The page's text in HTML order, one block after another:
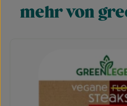
Produktgalerie überspringen
mehr von